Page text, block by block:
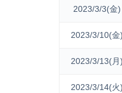
2023/3/3(金)
2023/3/10(金)
2023/3/13(月)
2023/3/14(火)